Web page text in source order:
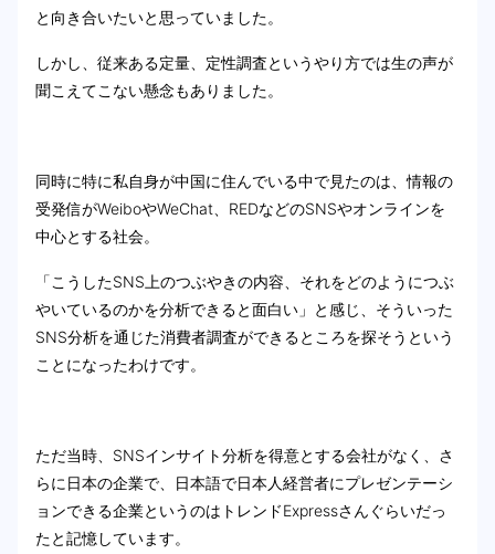
と向き合いたいと思っていました。
しかし、従来ある定量、定性調査というやり方では生の声が
聞こえてこない懸念もありました。
同時に特に私自身が中国に住んでいる中で見たのは、情報の
受発信がWeiboやWeChat、REDなどのSNSやオンラインを
中心とする社会。
「こうしたSNS上のつぶやきの内容、それをどのようにつぶ
やいているのかを分析できると面白い」と感じ、そういった
SNS分析を通じた消費者調査ができるところを探そうという
ことになったわけです。
ただ当時、SNSインサイト分析を得意とする会社がなく、さ
らに日本の企業で、日本語で日本人経営者にプレゼンテーシ
ョンできる企業というのはトレンドExpressさんぐらいだっ
たと記憶しています。